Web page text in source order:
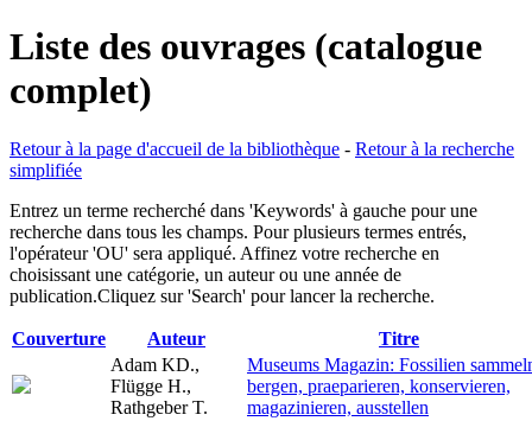
Liste des ouvrages (catalogue
complet)
Retour à la page d'accueil de la bibliothèque - Retour à la recherche
simplifiée
Entrez un terme recherché dans 'Keywords' à gauche pour une
recherche dans tous les champs. Pour plusieurs termes entrés,
l'opérateur 'OU' sera appliqué. Affinez votre recherche en
choisissant une catégorie, un auteur ou une année de
publication.Cliquez sur 'Search' pour lancer la recherche.
Couverture Auteur
Titre
Adam KD.,
Flügge H.,
Rathgeber T.
Museums Magazin: Fossilien
bergen, praeparieren, konservieren,
magazinieren, ausstellen